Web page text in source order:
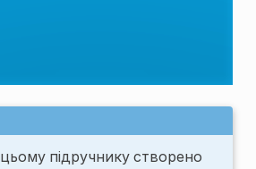
підручнику створено